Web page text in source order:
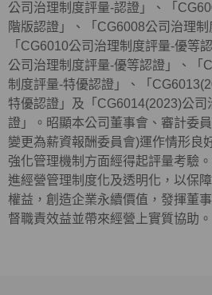
公司治理制度評量-認證」、「
階版認證」、「CG6008公司治理制
「CG6010公司治理制度評量-優等
公司治理制度評量-優等認證」、「
制度評量-特優認證」、「
特優認證」及「 CG6014(2023)公司
證」。昭顯本公司董事會、審計委
變更為薪資報酬委員會)運作情形良
強化管理機制方面經得起評量考驗
進經營管理制度化及透明化，以保
權益，創造企業永續價值，發揮董
督職責效益並帶來經營上實質協助。